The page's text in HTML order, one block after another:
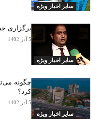
سایر اخبار ویژه
سایر اخبار ویژه
برگزاری
5 آذر 1402
سایر اخبار ویژه
چگونه
کرد؟
5 آذر 1402